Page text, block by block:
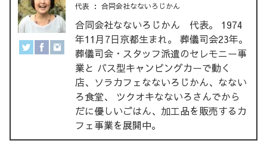
代表 ： 合同会社なないろじかん
合同会社なないろじかん 代表。 1974
年11月7日京都生まれ。 葬儀司会23年。
葬儀司会・スタッフ派遣のセレモニー事
業と バス型キャンピングカーで動く
店、ソラカフェなないろじかん、なない
ろ食堂、 ツクオキなないろさんでから
だに優しいごはん、加工品を販売するカ
フェ事業を展開中。